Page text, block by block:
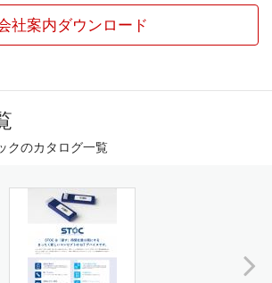
社案内ダウンロード
クのカタログ一覧